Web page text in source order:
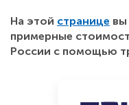
На этой странице вы
примерные
России с помощью